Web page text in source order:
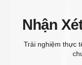
Nhận
Trải nghiệm thực